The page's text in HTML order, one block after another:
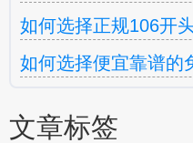
如何选择正规106开
如何选择便宜靠谱的
文章标签